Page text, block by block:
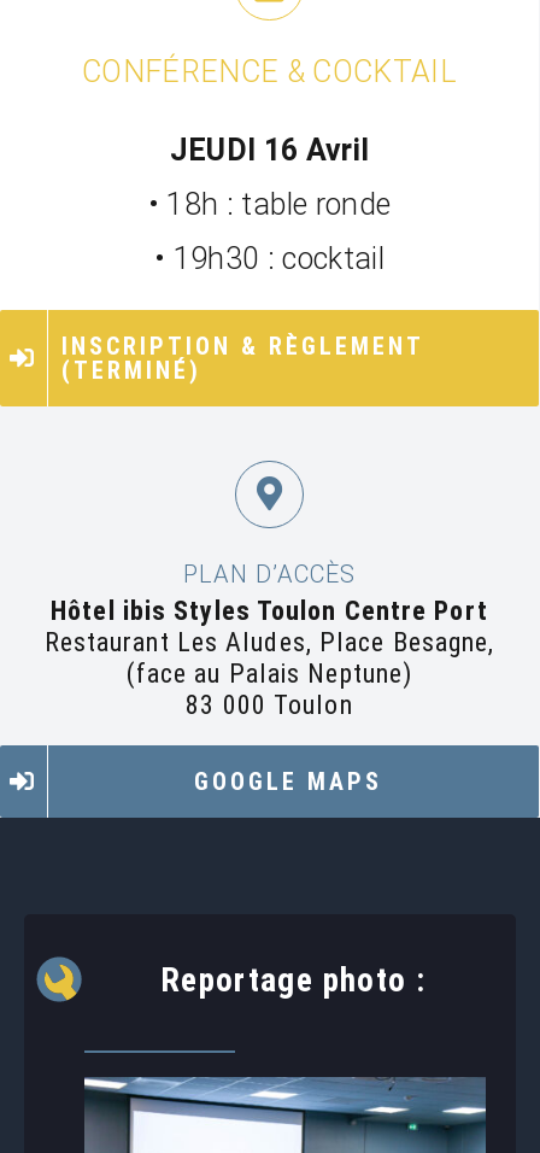
CONFÉRENCE & COCKTAIL
JEUDI 16 Avril
• 18h : table ronde
• 19h30 : cocktail
INSCRIPTION & RÈGLEMENT
(TERMINÉ)
PLAN D’ACCÈS
Hôtel ibis Styles Toulon Centre Port
Restaurant Les Aludes, Place Besagne,
(face au Palais Neptune)
83 000 Toulon
GOOGLE MAPS
Reportage photo :